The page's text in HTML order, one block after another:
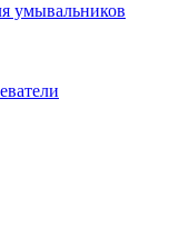
умывальников